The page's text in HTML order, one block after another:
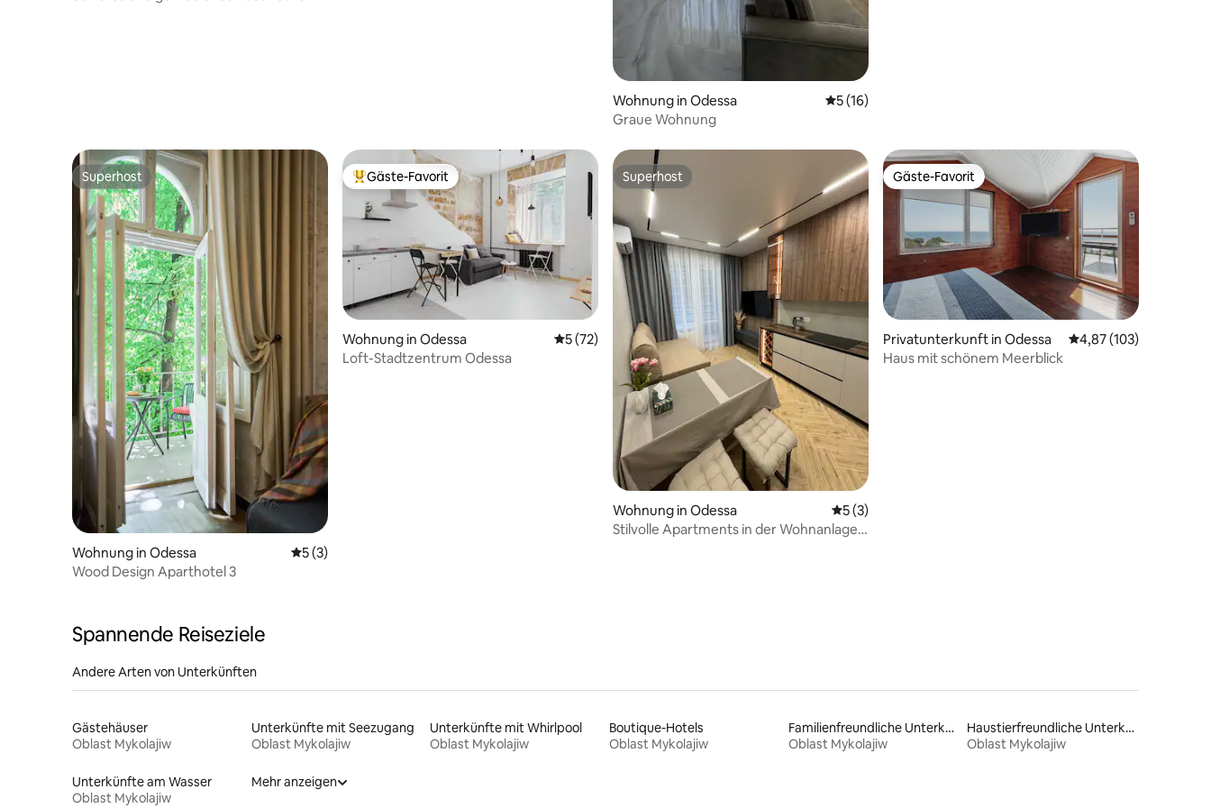
Wohnung in Odessa Durchschnittliche Bewertung: 5 von 5, 16 Bewertungen
5 (16)
Graue Wohnung
Superhost
Superhost
Wohnung in Odessa Durchschnittliche Bewertung: 5 von 5, 3 Bewertungen
5 (3)
Wood Design Aparthotel 3
Beliebter Gäste-Favorit.
Gäste-Favorit
Wohnung in Odessa Durchschnittliche Bewertung: 5 von 5, 72 Bewertungen
5 (72)
Loft-Stadtzentrum Odessa
Superhost
Superhost
Wohnung in Odessa Durchschnittliche Bewertung: 5 von 5, 3 Bewertungen
5 (3)
Stilvolle Apartments in der Wohnanlage
Gäste-Favorit
Gäste-Favorit
Privatunterkunft in Odessa Durchschnittliche
4,87 (103)
Haus mit schönem Meerblick
Spannende Reiseziele
Andere Arten von Unterkünften
Gästehäuser
Oblast Mykolajiw
Unterkünfte mit Seezugang
Oblast Mykolajiw
Unterkünfte mit Whirlpool
Oblast Mykolajiw
Boutique-Hotels
Oblast Mykolajiw
Familienfreundliche Unterkünfte
Oblast Mykolajiw
Haustierfreundliche Unterkünfte
Oblast Mykolajiw
Unterkünfte am Wasser
Oblast Mykolajiw
Mehr anzeigen